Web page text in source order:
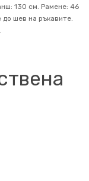
130 см. Рамене: 46
шев на ръкавите.